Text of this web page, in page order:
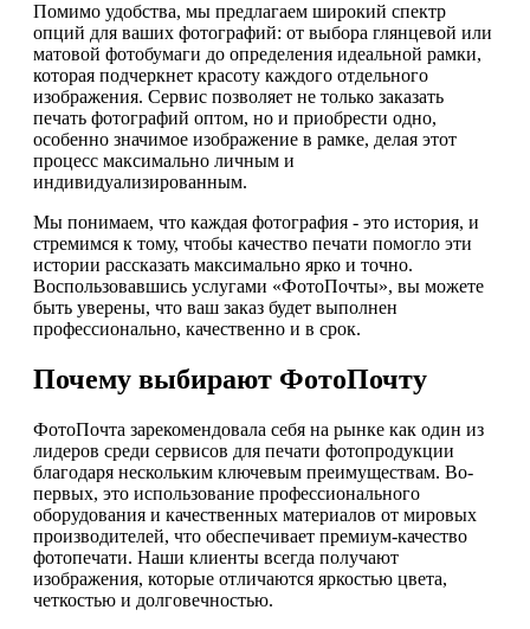
Помимо удобства, мы предлагаем широкий спектр
опций для ваших фотографий: от выбора глянцевой или
матовой фотобумаги до определения идеальной рамки,
которая подчеркнет красоту каждого отдельного
изображения. Сервис позволяет не только заказать
печать фотографий оптом, но и приобрести одно,
особенно значимое изображение в рамке, делая этот
процесс максимально личным и
индивидуализированным.
Мы понимаем, что каждая фотография - это история, и
стремимся к тому, чтобы качество печати помогло эти
истории рассказать максимально ярко и точно.
Воспользовавшись услугами «ФотоПочты», вы можете
быть уверены, что ваш заказ будет выполнен
профессионально, качественно и в срок.
Почему выбирают ФотоПочту
ФотоПочта зарекомендовала себя на рынке как один из
лидеров среди сервисов для печати фотопродукции
благодаря нескольким ключевым преимуществам. Во-
первых, это использование профессионального
оборудования и качественных материалов от мировых
производителей, что обеспечивает премиум-качество
фотопечати. Наши клиенты всегда получают
изображения, которые отличаются яркостью цвета,
четкостью и долговечностью.